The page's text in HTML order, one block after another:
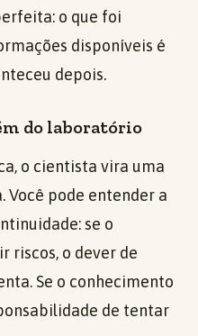
o que foi
disponíveis é
depois.
do laboratório
o cientista vira uma
pode entender a
se o
riscos, o dever de
Se o conhecimento
de tentar